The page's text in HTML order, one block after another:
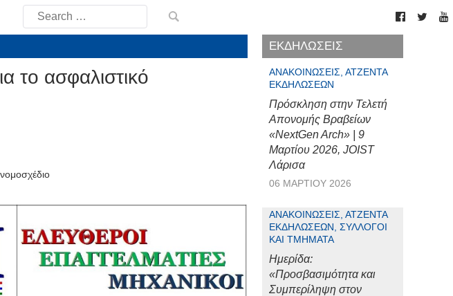
Search
for:
το ασφαλιστικό
ΕΚΔΗΛΩΣΕΙΣ
ΑΝΑΚΟΙΝΏΣΕΙΣ, ΑΤΖΈΝΤΑ
ΕΚΔΗΛΏΣΕΩΝ
Πρόσκληση στην Τελετή
Απονομής Βραβείων
«NextGen Arch» | 9
Μαρτίου 2026, JOIST
Λάρισα
06 ΜΑΡΤΊΟΥ 2026
ΑΝΑΚΟΙΝΏΣΕΙΣ, ΑΤΖΈΝΤΑ
ΕΚΔΗΛΏΣΕΩΝ, ΣΎΛΛΟΓΟΙ
ΚΑΙ ΤΜΉΜΑΤΑ
Ημερίδα:
«Προσβασιμότητα και
Συμπερίληψη στον